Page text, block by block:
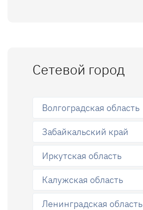
Сетевой город
Волгоградская область
Забайкальский край
Иркутская область
Калужская область
Ленинградская область